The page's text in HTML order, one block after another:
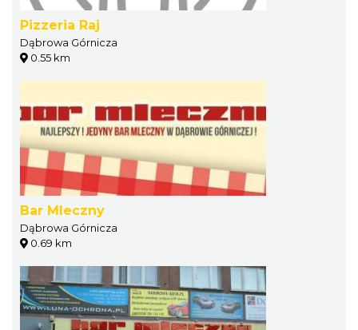
Pizzeria Raj
Dąbrowa Górnicza
0.55 km
Bar Mleczny
Dąbrowa Górnicza
0.69 km